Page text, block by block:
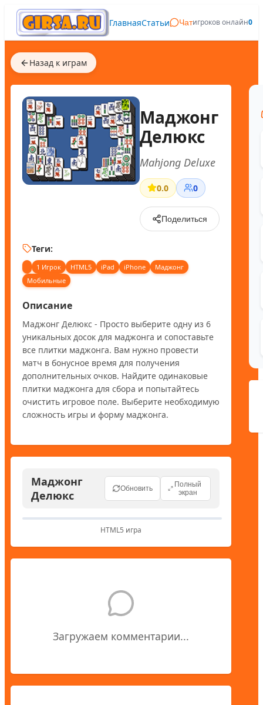
ГлавнаяСтатьи Чатигроков онлайн0
Назад к играм
Маджонг
Делюкс
Mahjong Deluxe
0.0 0
Поделиться
Теги:
1 Игрок HTML5 iPad iPhone
Маджонг
Мобильные
Описание
Маджонг Делюкс - Просто выберите одну из 6
уникальных досок для маджонга и сопоставьте
все плитки маджонга. Вам нужно провести
матч в бонусное время для получения
дополнительных очков. Найдите одинаковые
плитки маджонга для сбора и попытайтесь
очистить игровое поле. Выберите необходимую
сложность игры и форму маджонга.
Маджонг
Делюкс
Обновить
Полный
экран
HTML5 игра
Загружаем комментарии...